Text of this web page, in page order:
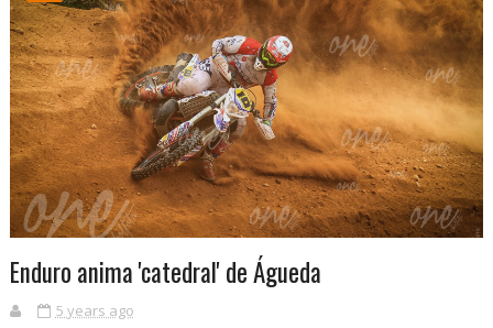
Enduro anima 'catedral' de Águeda
5 years ago